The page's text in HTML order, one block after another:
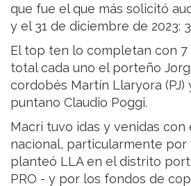
que fue el que más solicitó
y el 31 de diciembre de 2023:
El top ten lo completan con 7
total cada uno el porteño
cordobés Martín Llaryora (PJ)
puntano Claudio Poggi.
Macri tuvo idas y venidas con
nacional, particularmente por
planteó LLA en el distrito
PRO - y por los fondos de